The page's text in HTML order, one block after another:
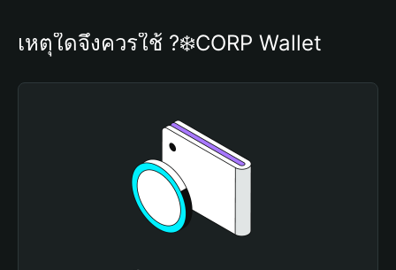
เหตุใดจึงควรใช้ ?‍❄️CORP Wallet